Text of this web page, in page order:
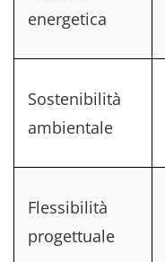
energetica
Sostenibilità
ambientale
Flessibilità
progettuale